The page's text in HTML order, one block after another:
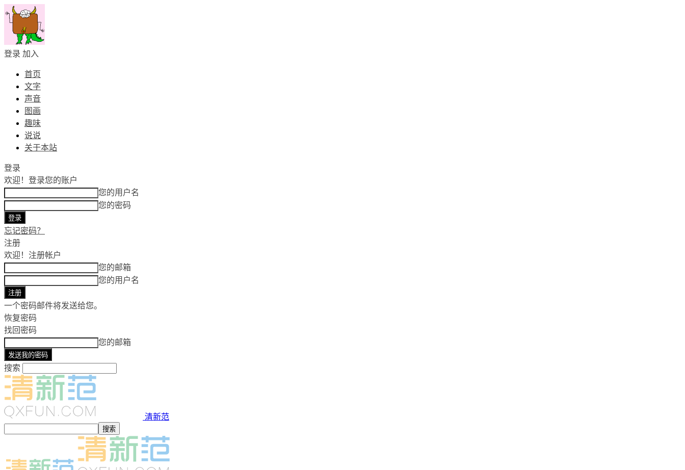
登录 加入
首页
文字
声音
图画
趣味
说说
关于本站
登录
欢迎！ 登录您的账户
您的用户名
您的密码
忘记密码？
注册
欢迎！ 注册帐户
您的邮箱
您的用户名
一个密码邮件将发送给您。
恢复密码
找回密码
您的邮箱
搜索
清新范